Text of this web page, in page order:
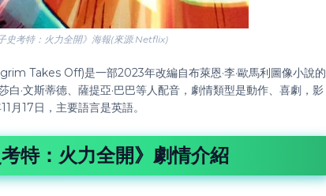
史考特：火力全開》海報(來源:Netflix)
Takes Off)是一部2023年改編自布萊恩·李·歐馬利圖像小說的
白·文斯蒂德、薩提亞·巴巴等人配音，劇情類型是動作、喜劇，影
17日，主要語言是英語。
考特：火力全開》劇情介紹